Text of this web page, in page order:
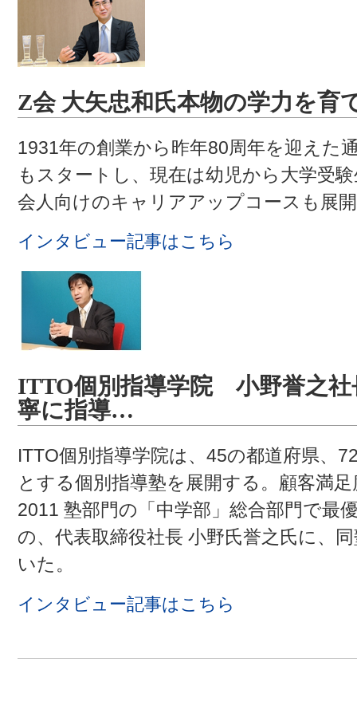
Z会 大矢忠和氏本物の学力を育
1931年の創業から昨年80周年を迎えた
もスタートし、現在は幼児から大学受
会人向けのキャリアアップコースも展
インタビュー記事はこちら
ITTO個別指導学院 小野誉之社
寧に指導…
ITTO個別指導学院は、45の都道府県、
とする個別指導塾を展開する。顧客満
2011 塾部門の「中学部」総合部門で最
の、代表取締役社長 小野氏誉之氏に、
いた。
インタビュー記事はこちら